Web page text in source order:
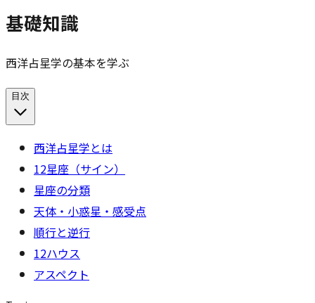
基礎知識
西洋占星学の基本を学ぶ
目次
西洋占星学とは
12星座（サイン）
星座の分類
天体・小惑星・感受点
順行と逆行
12ハウス
アスペクト